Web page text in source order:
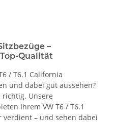
–
Qualität
/ T6.1 California
und dabei gut aussehen?
richtig. Unsere
Ihrem VW T6 / T6.1
verdient – und sehen dabei